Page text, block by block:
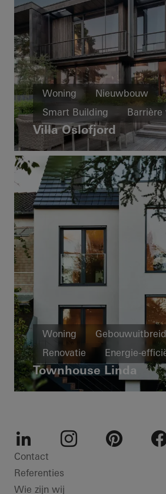
Woning
Nieuwbouw
Smart Building
Barrière
Gezond wonen
Schuifdeuren
Gebouwautomatisering
Villa Oslofjord
Woning
Renovatie
Energie-
Gezond wonen
Deuren
Schuifdeuren
Germany
Townhouse Linda
LinkedIn
Contact
Referenties
Wie zijn wij